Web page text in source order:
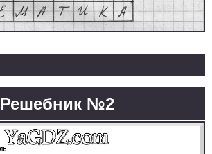
Решебник №2